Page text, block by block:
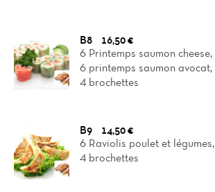
B8
16,50 €
6 Printemps saumon cheese,
6 printemps saumon avocat,
4 brochettes
B9
14,50 €
6 Raviolis poulet et légumes,
4 brochettes